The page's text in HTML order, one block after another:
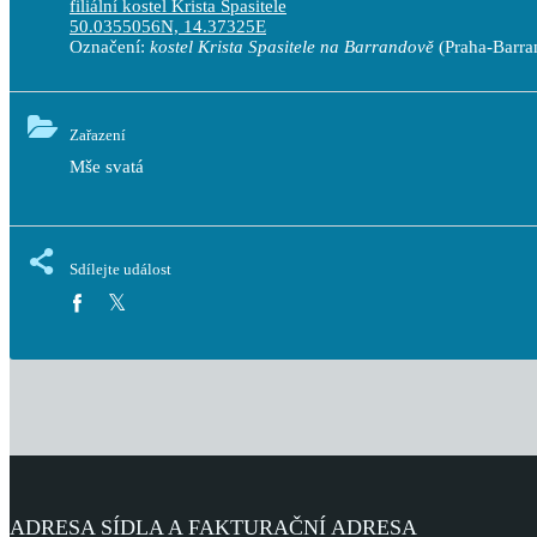
filiální kostel Krista Spasitele
50.0355056N, 14.37325E
Označení: kostel Krista Spasitele na Barrandově (Praha-
Zařazení
Mše svatá
Sdílejte událost
ADRESA SÍDLA A FAKTURAČNÍ ADRESA